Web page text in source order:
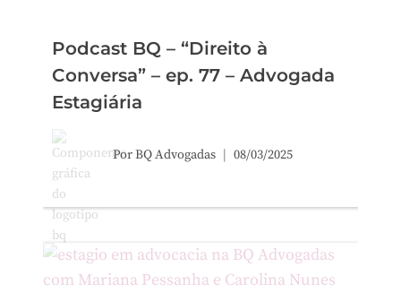
Podcast BQ – “Direito à
Conversa” – ep. 77 – Advogada
Estagiária
PorBQ Advogadas 08/03/2025